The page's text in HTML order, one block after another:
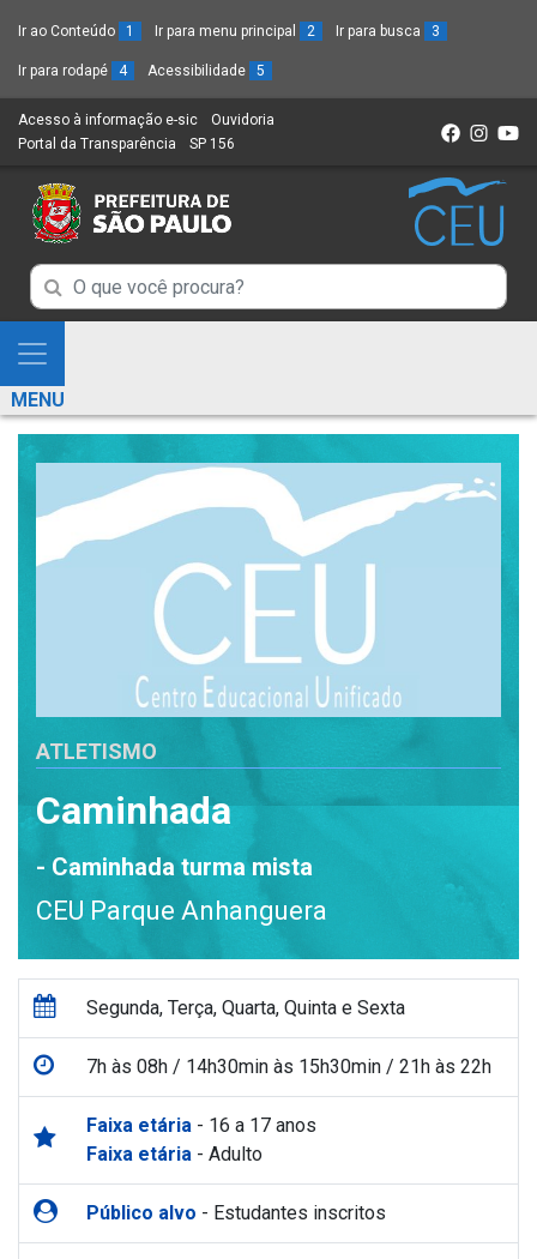
Ir ao Conteúdo 1 Ir para menu principal 2 Ir para busca 3
Ir para rodapé 4 Acessibilidade 5
Acesso à informação e-sic (Link
para
novo
sítio)
Ouvidoria
Portal da Transparência (Link
um
novo
SP 156
Campo
de
Busca
de
informações
Campo
de
de
informações
Mostra
e
Esconde
Menu
MENU
ATLETISMO
Caminhada
- Caminhada turma mista
CEU Parque Anhanguera
Segunda, Terça, Quarta, Quinta e Sexta
7h às 08h / 14h30min às 15h30min / 21h às 22h
Faixa etária - 16 a 17 anos
Faixa etária - Adulto
Público alvo - Estudantes inscritos